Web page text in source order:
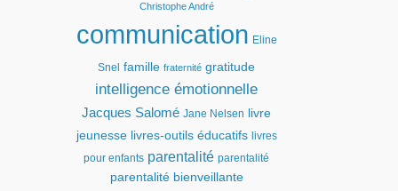
Christophe André
communication Eline
Snel famille fraternité gratitude
intelligence émotionnelle
Jacques Salomé Jane Nelsen
livre
jeunesse livres-outils éducatifs livres
pour enfants parentalité parentalité
parentalité bienveillante